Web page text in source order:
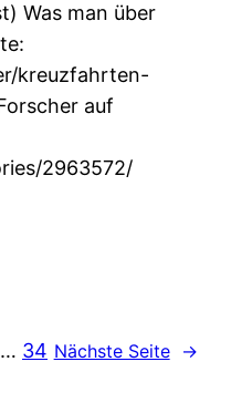
Was man über
kreuzfahrten-
auf
2963572/
… 34 Nächste Seite →